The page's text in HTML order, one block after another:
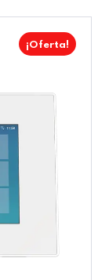
¡Oferta!